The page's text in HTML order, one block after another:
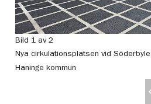
Bild 1 av 2
Nya cirkulationsplatsen vid
Haninge kommun